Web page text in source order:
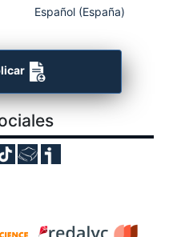
Español (España)